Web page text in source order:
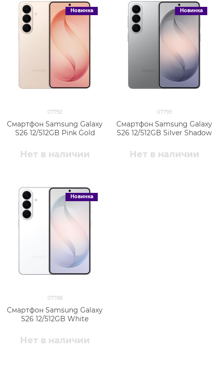
Новинка
07792
Смартфон Samsung Galaxy
S26 12/512GB Pink Gold
Нет в наличии
Новинка
07793
Смартфон Samsung Galaxy
S26 12/512GB Silver Shadow
Нет в наличии
Новинка
07788
Смартфон Samsung Galaxy
S26 12/512GB White
Нет в наличии